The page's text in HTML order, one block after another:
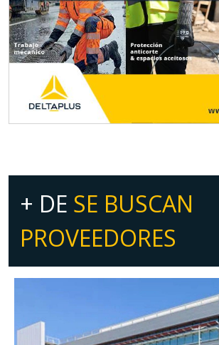
+ DE SE BUSCAN
PROVEEDORES